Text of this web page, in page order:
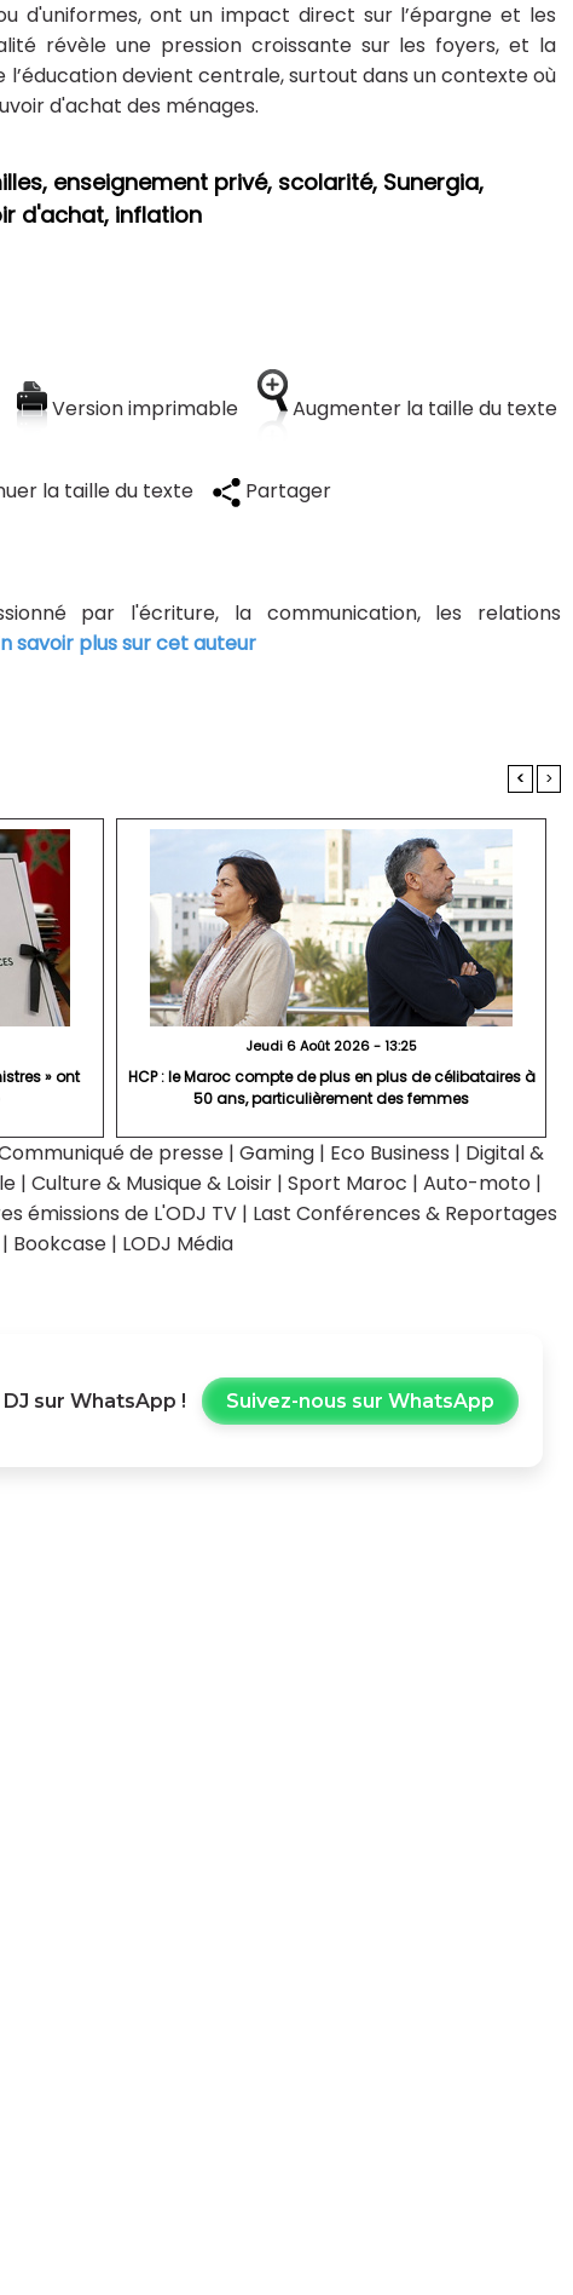
d'uniformes, ont un impact direct sur l’épargne et les
révèle une pression croissante sur les foyers, et la
l’éducation devient centrale, surtout dans un contexte où
d'achat des ménages.
enseignement privé, scolarité, Sunergia,
d'achat, inflation
Version imprimable Augmenter la taille du texte
la taille du texte Partager
par l'écriture, la communication, les relations
savoir plus sur cet auteur
< >
» ont
Jeudi 6 Août 2026 - 13:25
HCP : le Maroc compte de plus en plus de célibataires à
50 ans, particulièrement des femmes
de presse | Gaming | Eco Business | Digital &
| Culture & Musique & Loisir | Sport Maroc | Auto-moto |
émissions de L'ODJ TV | Last Conférences & Reportages
| Bookcase | LODJ Média
sur WhatsApp ! Suivez-nous sur WhatsApp